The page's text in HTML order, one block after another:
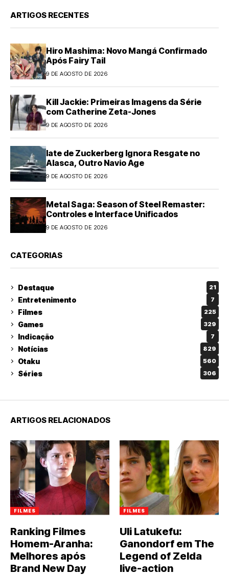
ARTIGOS RECENTES
Hiro Mashima: Novo Mangá Confirmado
Após Fairy Tail
9 DE AGOSTO DE 2026
Kill Jackie: Primeiras Imagens da Série
com Catherine Zeta-Jones
9 DE AGOSTO DE 2026
Iate de Zuckerberg Ignora Resgate no
Alasca, Outro Navio Age
9 DE AGOSTO DE 2026
Metal Saga: Season of Steel Remaster:
Controles e Interface Unificados
9 DE AGOSTO DE 2026
CATEGORIAS
Destaque 21
Entretenimento 7
Filmes 225
Games 329
Indicação 7
Notícias 829
Otaku 560
Séries 306
ARTIGOS RELACIONADOS
FILMES
Ranking Filmes
Homem-Aranha:
Melhores após
Brand New Day
FILMES
Uli Latukefu:
Ganondorf em The
Legend of Zelda
live-action